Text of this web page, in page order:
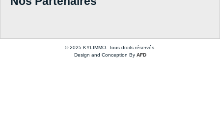
© 2025 KYLIMMO. Tous droits réservés.
Design and Conception By AFD